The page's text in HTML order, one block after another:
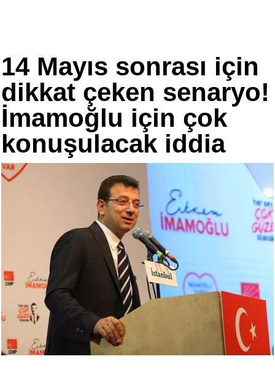
14 Mayıs sonrası için
dikkat çeken senaryo!
İmamoğlu için çok
konuşulacak iddia